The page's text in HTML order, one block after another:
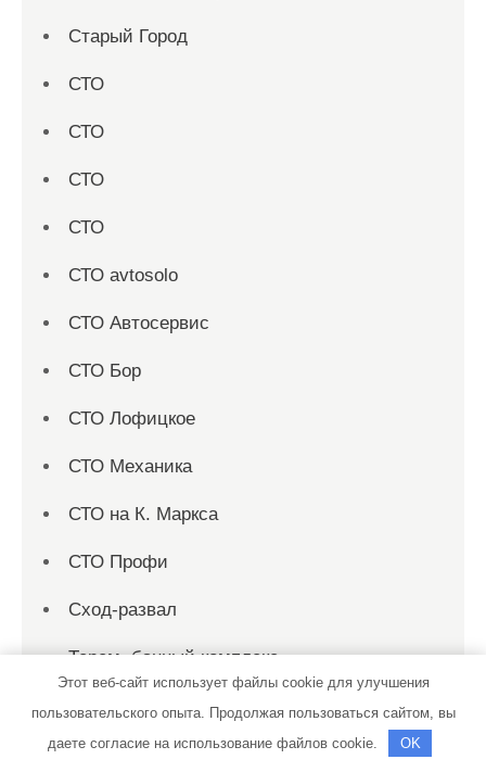
Старый Город
СТО
СТО
СТО
СТО
СТО avtosolo
СТО Автосервис
СТО Бор
СТО Лофицкое
СТО Механика
СТО на К. Маркса
СТО Профи
Сход-развал
Терем, банный комплекс
Теремок, баня
Теремок, баня
Этот веб-сайт использует файлы cookie для улучшения
пользовательского опыта. Продолжая пользоваться сайтом, вы
даете согласие на использование файлов cookie.
OK